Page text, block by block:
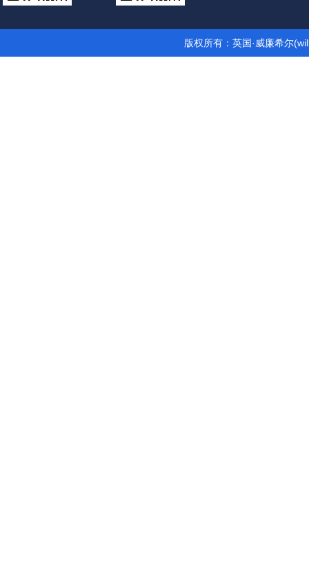
版权所有：英国·威廉希尔